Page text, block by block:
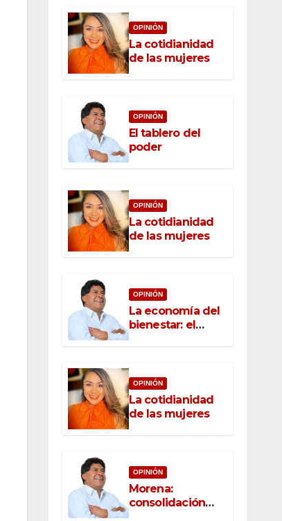
OPINIÓN
La cotidianidad
de las mujeres
OPINIÓN
El tablero del
poder
OPINIÓN
La cotidianidad
de las mujeres
OPINIÓN
La economía del
bienestar: el
nuevo rostro del
OPINIÓN
La cotidianidad
de las mujeres
OPINIÓN
Morena:
consolidación
con raíz, rumbo